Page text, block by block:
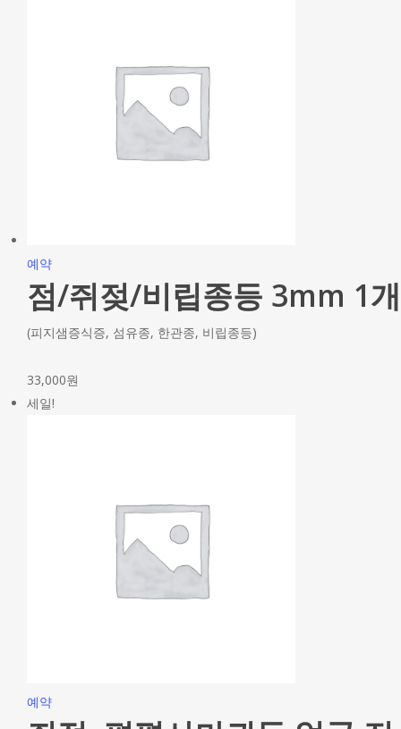
예약
점/쥐젖/비립종등 3mm 1개
(피지샘증식증, 섬유종, 한관종, 비립종등)
33,000원
세일!
예약